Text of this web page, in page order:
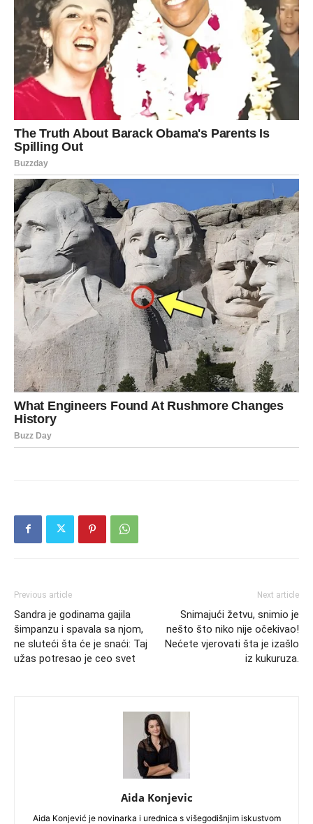
Previous article
Sandra je godinama gajila
šimpanzu i spavala sa njom,
ne sluteći šta će je snaći: Taj
užas potresao je ceo svet
Next article
Snimajući žetvu, snimio je
nešto što niko nije očekivao!
Nećete vjerovati šta je izašlo
iz kukuruza.
Aida Konjevic
Aida Konjević je novinarka i urednica s višegodišnjim iskustvom